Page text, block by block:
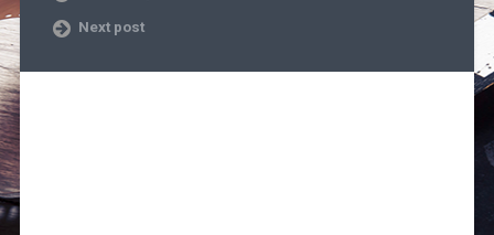
Next post